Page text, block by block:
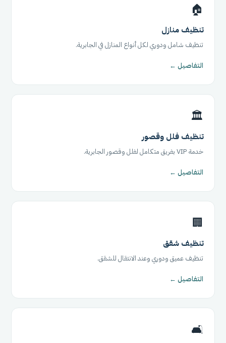
🏠
تنظيف منازل
تنظيف شامل ودوري لكل أنواع المنازل في الجابرية.
التفاصيل ←
🏛️
تنظيف فلل وقصور
خدمة VIP بفريق متكامل لفلل وقصور الجابرية.
التفاصيل ←
🏢
تنظيف شقق
تنظيف عميق ودوري وعند الانتقال للشقق.
التفاصيل ←
🛋️